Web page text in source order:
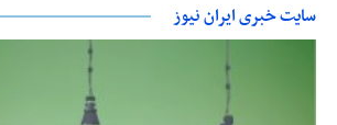
سایت خبری ایران نیوز